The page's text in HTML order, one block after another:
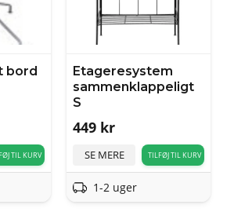
bord
TIL KURV
Etageresystem
sammenklappeligt
S
449 kr
SE MERE TILFØJ TIL KURV
1-2 uger